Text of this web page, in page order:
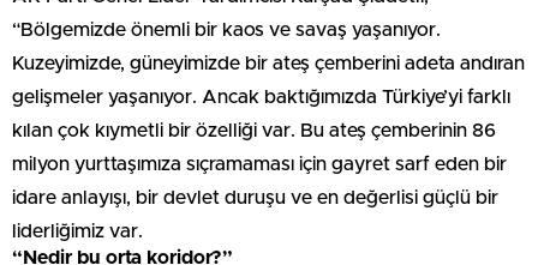
“Bölgemizde önemli bir kaos ve savaş yaşanıyor.
Kuzeyimizde, güneyimizde bir ateş çemberini adeta andıran
gelişmeler yaşanıyor. Ancak baktığımızda Türkiye’yi farklı
kılan çok kıymetli bir özelliği var. Bu ateş çemberinin 86
milyon yurttaşımıza sıçramaması için gayret sarf eden bir
idare anlayışı, bir devlet duruşu ve en değerlisi güçlü bir
liderliğimiz var.
“Nedir bu orta koridor?”